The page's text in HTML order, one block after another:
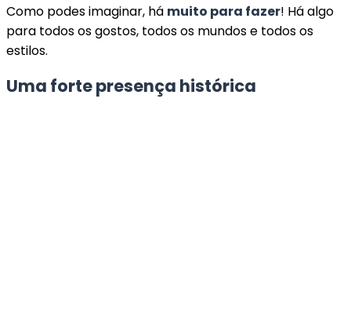
Como podes imaginar, há muito para fazer! Há algo
para todos os gostos, todos os mundos e todos os
estilos.
Uma forte presença histórica